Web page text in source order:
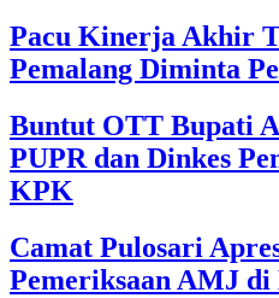
Pacu Kinerja Akhir
Pemalang Diminta
Buntut OTT Bupati
PUPR dan Dinkes
KPK
Camat Pulosari
Pemeriksaan AMJ di